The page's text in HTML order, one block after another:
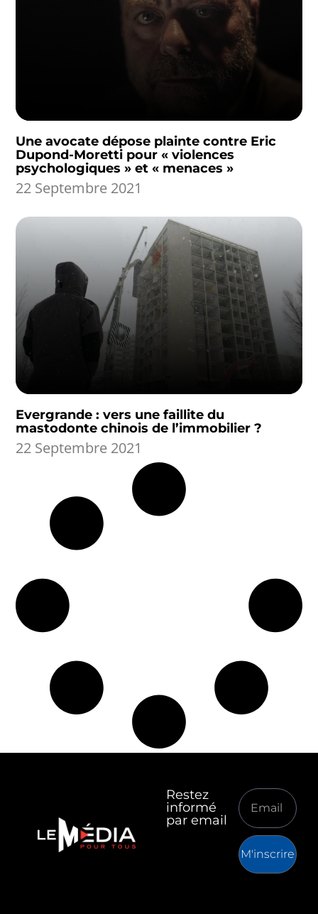
Une avocate dépose plainte contre Eric
Dupond-Moretti pour « violences
psychologiques » et « menaces »
22 Septembre 2021
Evergrande : vers une faillite du
mastodonte chinois de l’immobilier ?
22 Septembre 2021
Restez
informé
par email
M'inscrire